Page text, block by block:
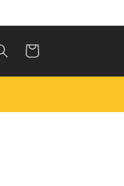
Winkelwagen